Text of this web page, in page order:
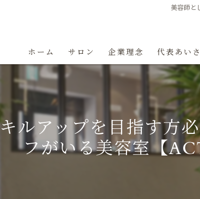
美容師と
ホーム サロン 企業理念 代表あい
ルアップを目指す方
フがいる美容室【